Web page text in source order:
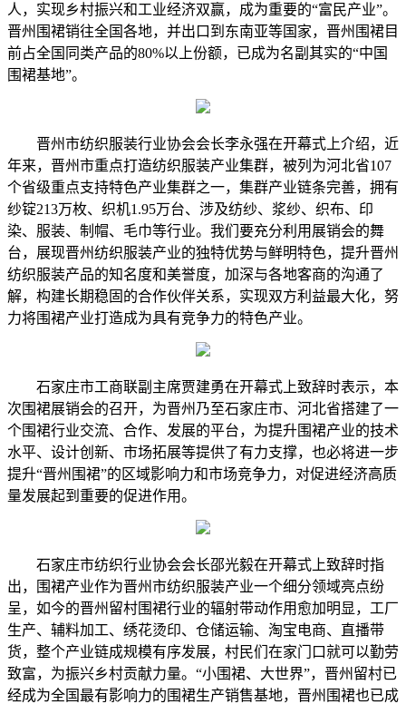
人，实现乡村振兴和工业经济双赢，成为重要的“富民产业”。
晋州围裙销往全国各地，并出口到东南亚等国家，晋州围裙目
前占全国同类产品的80%以上份额，已成为名副其实的“中国
围裙基地”。
晋州市纺织服装行业协会会长李永强在开幕式上介绍，近
年来，晋州市重点打造纺织服装产业集群，被列为河北省107
个省级重点支持特色产业集群之一，集群产业链条完善，拥有
纱锭213万枚、织机1.95万台、涉及纺纱、浆纱、织布、印
染、服装、制帽、毛巾等行业。我们要充分利用展销会的舞
台，展现晋州纺织服装产业的独特优势与鲜明特色，提升晋州
纺织服装产品的知名度和美誉度，加深与各地客商的沟通了
解，构建长期稳固的合作伙伴关系，实现双方利益最大化，努
力将围裙产业打造成为具有竞争力的特色产业。
石家庄市工商联副主席贾建勇在开幕式上致辞时表示，本
次围裙展销会的召开，为晋州乃至石家庄市、河北省搭建了一
个围裙行业交流、合作、发展的平台，为提升围裙产业的技术
水平、设计创新、市场拓展等提供了有力支撑，也必将进一步
提升“晋州围裙”的区域影响力和市场竞争力，对促进经济高质
量发展起到重要的促进作用。
石家庄市纺织行业协会会长邵光毅在开幕式上致辞时指
出，围裙产业作为晋州市纺织服装产业一个细分领域亮点纷
呈，如今的晋州留村围裙行业的辐射带动作用愈加明显，工厂
生产、辅料加工、绣花烫印、仓储运输、淘宝电商、直播带
货，整个产业链成规模有序发展，村民们在家门口就可以勤劳
致富，为振兴乡村贡献力量。“小围裙、大世界”，晋州留村已
经成为全国最有影响力的围裙生产销售基地，晋州围裙也已成